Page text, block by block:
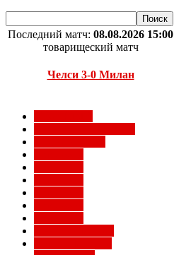
Последний матч: 08.08.2026 15:00
товарищеский матч
Челси 3-0 Милан